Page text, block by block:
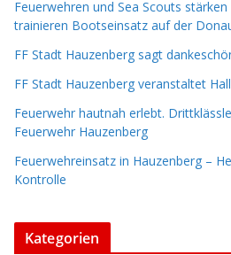
Feuerwehren und Sea Scouts
trainieren Bootseinsatz auf der
FF Stadt Hauzenberg sagt
FF Stadt Hauzenberg veranstaltet
Feuerwehr hautnah erlebt.
Feuerwehr Hauzenberg
Feuerwehreinsatz in Hauzenberg –
Kontrolle
Kategorien